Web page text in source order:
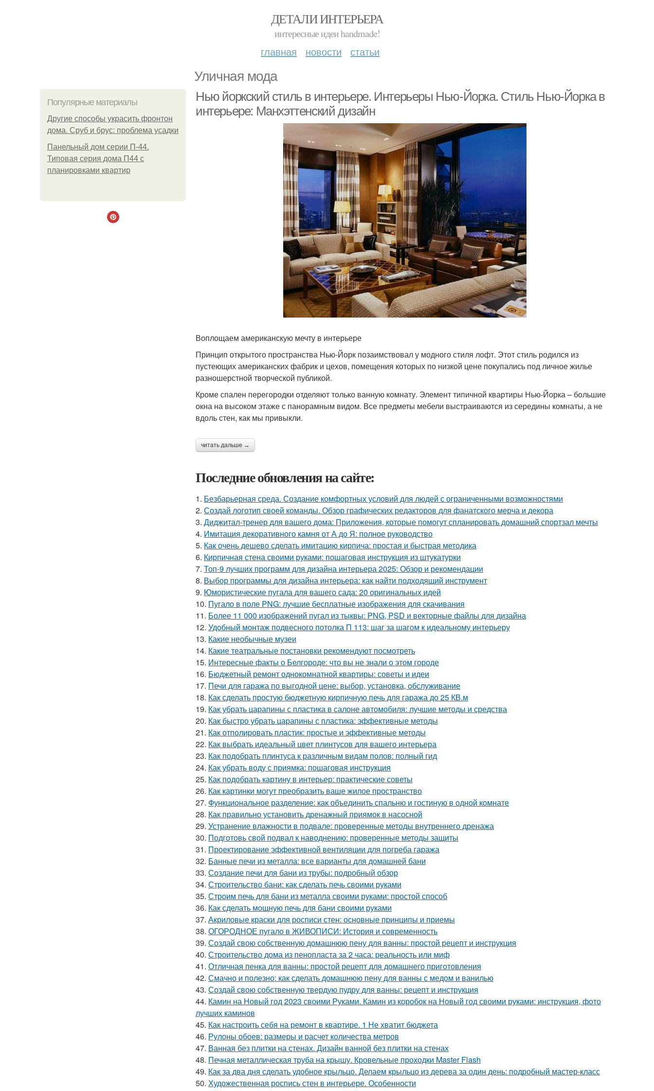
ДЕТАЛИ ИНТЕРЬЕРА
интересные идеи handmade!
главная новости статьи
Уличная мода
Популярные материалы
Другие способы украсить фронтон
дома. Сруб и брус: проблема усадки
Панельный дом серии П-44.
Типовая серия дома П44 с
планировками квартир
Нью йоркский стиль в интерьере. Интерьеры Нью-Йорка. Стиль Нью-Йорка в
интерьере: Манхэттенский дизайн
Воплощаем американскую мечту в интерьере
Принцип открытого пространства Нью-Йорк позаимствовал у модного стиля лофт. Этот стиль родился из
пустеющих американских фабрик и цехов, помещения которых по низкой цене покупались под личное жилье
разношерстной творческой публикой.
Кроме спален перегородки отделяют только ванную комнату. Элемент типичной квартиры Нью-Йорка – большие
окна на высоком этаже с панорамным видом. Все предметы мебели выстраиваются из середины комнаты, а не
вдоль стен, как мы привыкли.
читать дальше →
Последние обновления на сайте:
1. Безбарьерная среда. Создание комфортных условий для людей с ограниченными возможностями
2. Создай логотип своей команды. Обзор графических редакторов для фанатского мерча и декора
3. Диджитал-тренер для вашего дома: Приложения, которые помогут спланировать домашний спортзал мечты
4. Имитация декоративного камня от А до Я: полное руководство
5. Как очень дешево сделать имитацию кирпича: простая и быстрая методика
6. Кирпичная стена своими руками: пошаговая инструкция из штукатурки
7. Топ-9 лучших программ для дизайна интерьера 2025: Обзор и рекомендации
8. Выбор программы для дизайна интерьера: как найти подходящий инструмент
9. Юмористические пугала для вашего сада: 20 оригинальных идей
10. Пугало в поле PNG: лучшие бесплатные изображения для скачивания
11. Более 11 000 изображений пугал из тыквы: PNG, PSD и векторные файлы для дизайна
12. Удобный монтаж подвесного потолка П 113: шаг за шагом к идеальному интерьеру
13. Какие необычные музеи
14. Какие театральные постановки рекомендуют посмотреть
15. Интересные факты о Белгороде: что вы не знали о этом городе
16. Бюджетный ремонт однокомнатной квартиры: советы и идеи
17. Печи для гаража по выгодной цене: выбор, установка, обслуживание
18. Как сделать простую бюджетную кирпичную печь для гаража до 25 КВ.м
19. Как убрать царапины с пластика в салоне автомобиля: лучшие методы и средства
20. Как быстро убрать царапины с пластика: эффективные методы
21. Как отполировать пластик: простые и эффективные методы
22. Как выбрать идеальный цвет плинтусов для вашего интерьера
23. Как подобрать плинтуса к различным видам полов: полный гид
24. Как убрать воду с приямка: пошаговая инструкция
25. Как подобрать картину в интерьер: практические советы
26. Как картинки могут преобразить ваше жилое пространство
27. Функциональное разделение: как объединить спальню и гостиную в одной комнате
28. Как правильно установить дренажный приямок в насосной
29. Устранение влажности в подвале: проверенные методы внутреннего дренажа
30. Подготовь свой подвал к наводнению: проверенные методы защиты
31. Проектирование эффективной вентиляции для погреба гаража
32. Банные печи из металла: все варианты для домашней бани
33. Создание печи для бани из трубы: подробный обзор
34. Строительство бани: как сделать печь своими руками
35. Строим печь для бани из металла своими руками: простой способ
36. Как сделать мощную печь для бани своими руками
37. Акриловые краски для росписи стен: основные принципы и приемы
38. ОГОРОДНОЕ пугало в ЖИВОПИСИ: История и современность
39. Создай свою собственную домашнюю пену для ванны: простой рецепт и инструкция
40. Строительство дома из пенопласта за 2 часа: реальность или миф
41. Отличная пенка для ванны: простой рецепт для домашнего приготовления
42. Смачно и полезно: как сделать домашнюю пену для ванны с медом и ванилью
43. Создай свою собственную твердую пудру для ванны: рецепт и инструкция
44. Камин на Новый год 2023 своими Руками. Камин из коробок на Новый год своими руками: инструкция, фото
лучших каминов
45. Как настроить себя на ремонт в квартире. 1 Не хватит бюджета
46. Рулоны обоев: размеры и расчет количества метров
47. Ванная без плитки на стенах. Дизайн ванной без плитки на стенах
48. Печная металлическая труба на крышу. Кровельные проходки Master Flash
49. Как за два дня сделать удобное крыльцо. Делаем крыльцо из дерева за один день: подробный мастер-класс
50. Художественная роспись стен в интерьере. Особенности